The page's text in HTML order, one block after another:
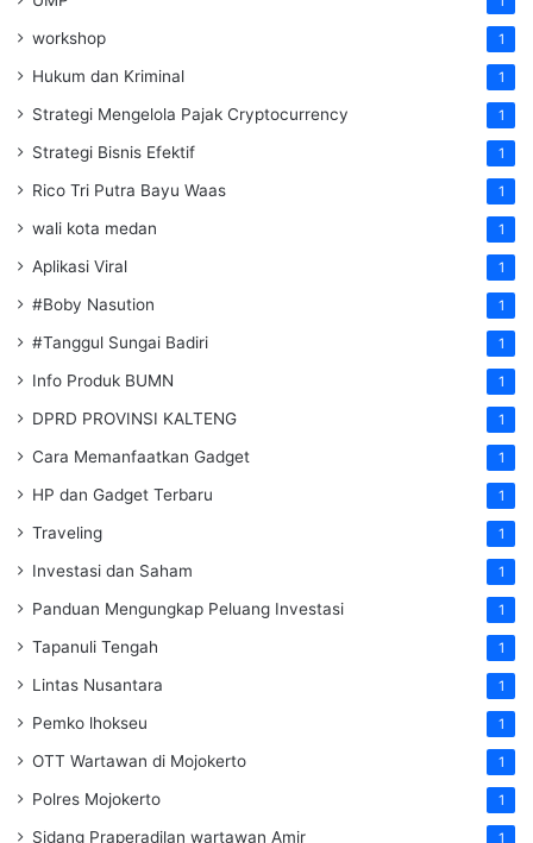
workshop 1
Hukum dan Kriminal 1
Strategi Mengelola Pajak Cryptocurrency 1
Strategi Bisnis Efektif 1
Rico Tri Putra Bayu Waas 1
wali kota medan 1
Aplikasi Viral 1
#Boby Nasution 1
#Tanggul Sungai Badiri 1
Info Produk BUMN 1
DPRD PROVINSI KALTENG 1
Cara Memanfaatkan Gadget 1
HP dan Gadget Terbaru 1
Traveling 1
Investasi dan Saham 1
Panduan Mengungkap Peluang Investasi 1
Tapanuli Tengah 1
Lintas Nusantara 1
Pemko lhokseu 1
OTT Wartawan di Mojokerto 1
Polres Mojokerto 1
Sidang Praperadilan wartawan Amir 1